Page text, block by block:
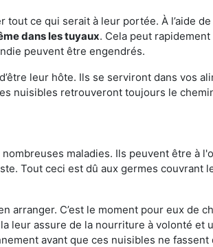
ce qui serait à leur portée. À l’aide
dans les tuyaux. Cela peut
peuvent être engendrés.
leur hôte. Ils se serviront dans vos
nuisibles retrouveront toujours le
maladies. Ils peuvent être à
Tout ceci est dû aux germes couvrant
arranger. C’est le moment pour eux de
leur assure de la nourriture à volonté et
avant que ces nuisibles ne